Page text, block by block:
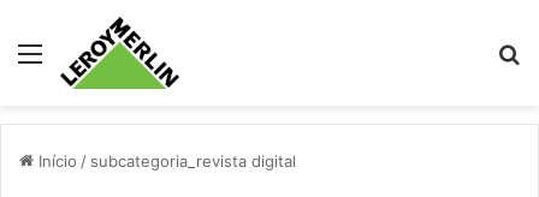
Menu
Início / subcategoria_revista digital